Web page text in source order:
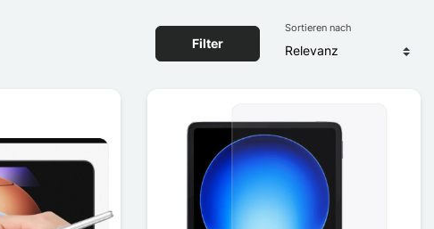
Filter
Sortieren nach